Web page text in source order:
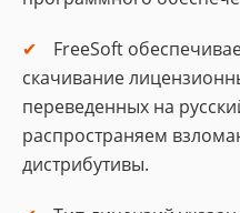
FreeSoft
скачивание
переведенных на
распространяем
дистрибутивы.